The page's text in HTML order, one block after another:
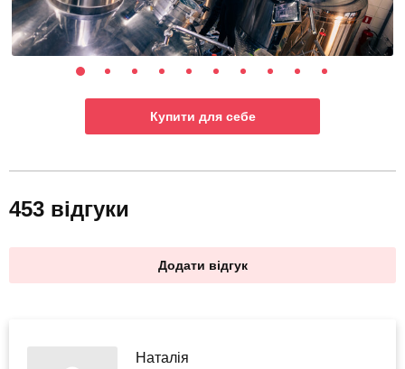
Купити для себе
453 відгуки
Додати відгук
Наталія